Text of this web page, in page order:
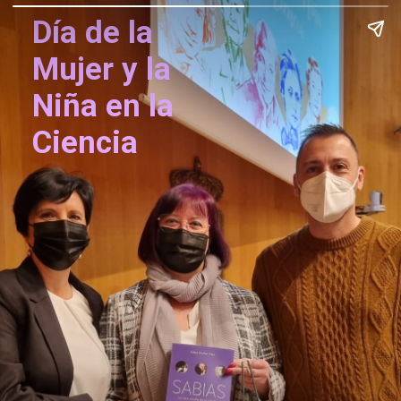
Día de la
Mujer y la
Niña en la
Ciencia